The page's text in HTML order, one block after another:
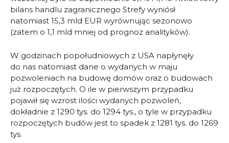
bilans handlu zagranicznego Strefy wyniósł
natomiast 15,3 mld EUR wyrównując sezonowo
(zatem o 1,1 mld mniej od prognoz analityków).
W godzinach popołudniowych z USA napłynęły
do nas natomiast dane o wydanych w maju
pozwoleniach na budowę domów oraz o budowach
już rozpoczętych. O ile w pierwszym przypadku
pojawił się wzrost ilości wydanych pozwoleń,
dokładnie z 1290 tys. do 1294 tys., o tyle w przypadku
rozpoczętych budów jest to spadek z 1281 tys. do 1269
tys.